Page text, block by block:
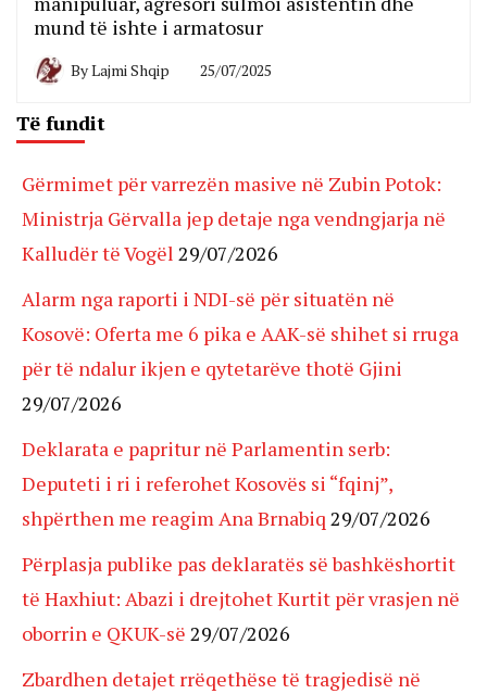
mund të ishte i armatosur
ByLajmi Shqip 25/07/2025
Të fundit
Gërmimet për varrezën masive në Zubin Potok:
Ministrja Gërvalla jep detaje nga vendngjarja në
Kalludër të Vogël 29/07/2026
Alarm nga raporti i NDI-së për situatën në
Kosovë: Oferta me 6 pika e AAK-së shihet si rruga
për të ndalur ikjen e qytetarëve thotë Gjini
29/07/2026
Deklarata e papritur në Parlamentin serb:
Deputeti i ri i referohet Kosovës si “fqinj”,
shpërthen me reagim Ana Brnabiq 29/07/2026
Përplasja publike pas deklaratës së bashkëshortit
të Haxhiut: Abazi i drejtohet Kurtit për vrasjen në
oborrin e QKUK-së 29/07/2026
Zbardhen detajet rrëqethëse të tragjedisë në